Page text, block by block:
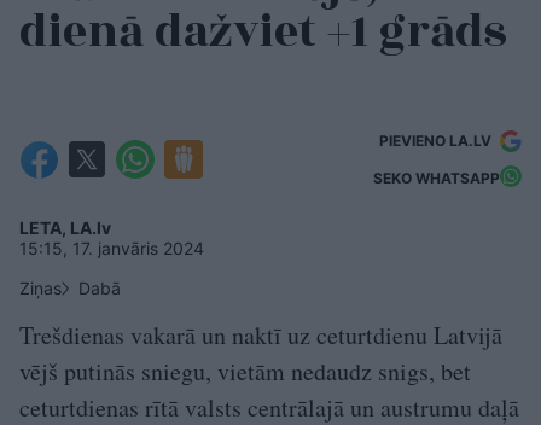
dienā dažviet +1 grāds
PIEVIENO LA.LV
SEKO WHATSAPP
LETA, LA.lv
15:15, 17. janvāris 2024
Ziņas
Dabā
Trešdienas vakarā un naktī uz ceturtdienu Latvijā
vējš putinās sniegu, vietām nedaudz snigs, bet
ceturtdienas rītā valsts centrālajā un austrumu daļā